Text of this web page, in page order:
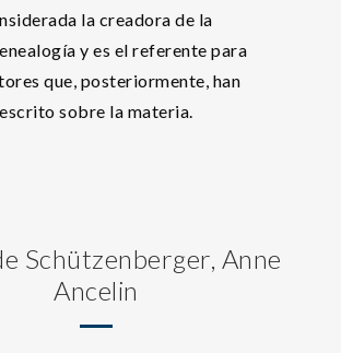
la creadora de la
y es el referente para
que, posteriormente, han
escrito sobre la materia.
Schützenberger, Anne
Ancelin